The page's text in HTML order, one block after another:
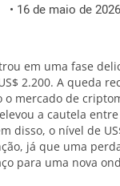
• 16 de maio de 2026
em uma fase
2.200. A queda
mercado de
a cautela
disso, o nível de
já que uma
para uma nova